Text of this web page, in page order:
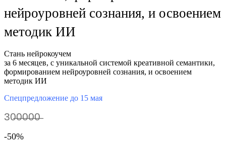
нейроуровней сознания, и освоением
методик ИИ
Стань нейрокоучем
за 6 месяцев, с уникальной системой креативной семантики,
формированием нейроуровней сознания, и освоением
методик ИИ
Спецпредложение до 15 мая
30̶0̶0̶0̶0̶
-50%